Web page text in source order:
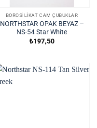
BOROSILIKAT CAM ÇUBUKLAR
NORTHSTAR OPAK BEYAZ –
NS-54 Star White
₺197,50